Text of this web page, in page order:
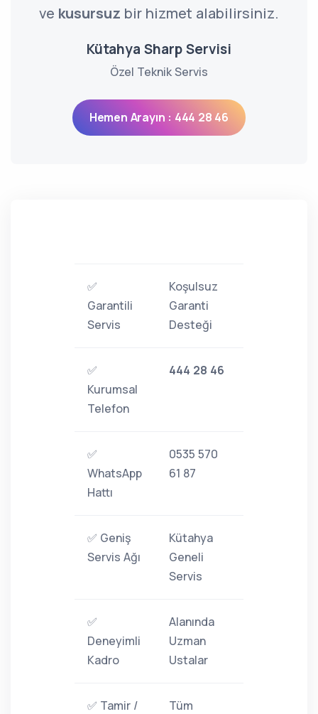
ve kusursuz bir hizmet alabilirsiniz.
Kütahya Sharp Servisi
Özel Teknik Servis
Hemen Arayın : 444 28 46
✅
Garantili
Servis
Koşulsuz
Garanti
Desteği
✅
Kurumsal
Telefon
444 28 46
✅
WhatsApp
Hattı
0535 570
61 87
✅ Geniş
Servis Ağı
Kütahya
Geneli
Servis
✅
Deneyimli
Kadro
Alanında
Uzman
Ustalar
✅ Tamir /
Tüm